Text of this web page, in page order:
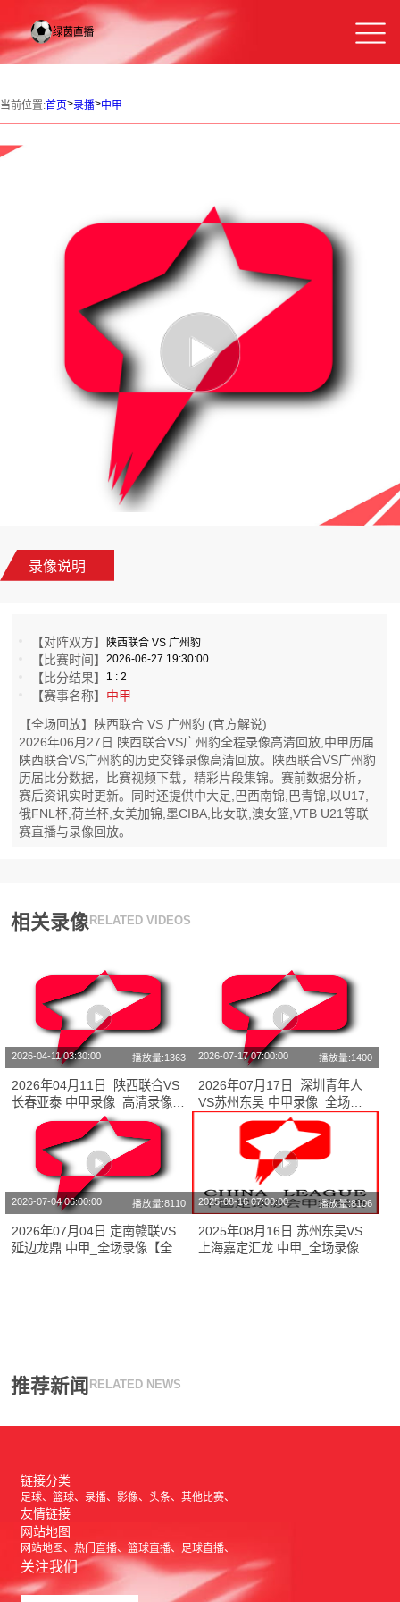
当前位置:首页>录播>中甲
录像说明
【对阵双方】 陕西联合 VS 广州豹
【比赛时间】2026-06-27 19:30:00
【比分结果】 1 : 2
【赛事名称】 中甲
【全场回放】陕西联合 VS 广州豹 (官方解说)
2026年06月27日 陕西联合VS广州豹全程录像高清回放,中甲历届
陕西联合VS广州豹的历史交锋录像高清回放。陕西联合VS广州豹
历届比分数据，比赛视频下载，精彩片段集锦。赛前数据分析，
赛后资讯实时更新。同时还提供中大足,巴西南锦,巴青锦,以U17,
俄FNL杯,荷兰杯,女美加锦,墨CIBA,比女联,澳女篮,VTB U21等联
赛直播与录像回放。
相关录像 RELATED VIDEOS
2026-04-11 03:30:00 播放量:1363
2026年04月11日_陕西联合VS
长春亚泰 中甲录像_高清录像
【全场回放】
2026-07-17 07:00:00 播放量:1400
2026年07月17日_深圳青年人
VS苏州东吴 中甲录像_全场录
像【全场回放】
2026-07-04 06:00:00 播放量:8110
2026年07月04日 定南赣联VS
延边龙鼎 中甲_全场录像【全场
2025-08-16 07:00:00 播放量:8106
2025年08月16日 苏州东吴VS
上海嘉定汇龙 中甲_全场录像
推荐新闻 RELATED NEWS
链接分类
足球 篮球 录播 影像 头条 其他比赛
友情链接
网站地图
网站地图 热门直播 篮球直播 足球直播
关注我们